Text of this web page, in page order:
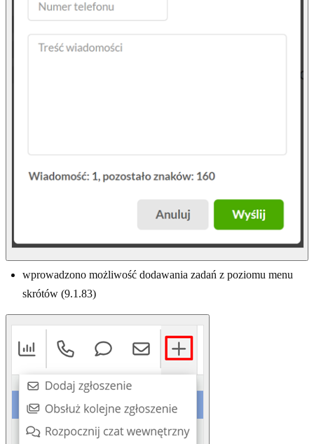
wprowadzono możliwość dodawania zadań z poziomu menu
skrótów (9.1.83)